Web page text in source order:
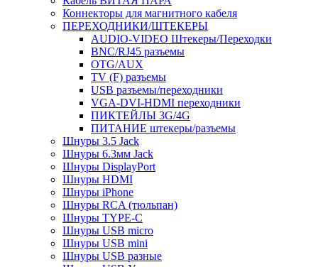
Коннекторы для магнитного кабеля
ПЕРЕХОДНИКИ/ШТЕКЕРЫ
AUDIO-VIDEO Штекеры/Переходки
BNC/RJ45 разъемы
OTG/AUX
TV (F) разъемы
USB разъемы/переходники
VGA-DVI-HDMI переходники
ПИКТЕЙЛЫ 3G/4G
ПИТАНИЕ штекеры/разъемы
Шнуры 3.5 Jack
Шнуры 6.3мм Jack
Шнуры DisplayPort
Шнуры HDMI
Шнуры iPhone
Шнуры RCA (тюльпан)
Шнуры TYPE-C
Шнуры USB micro
Шнуры USB mini
Шнуры USB разные